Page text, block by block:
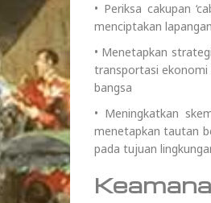
• Periksa cakupan
menciptakan
• Menetapkan
transportasi ekonomi
bangsa
• Meningkatkan
menetapkan tautan
pada tujuan